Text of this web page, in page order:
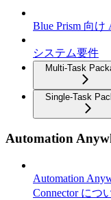
Blue Prism 向け
システム要件
Multi-Task
Single-Task
Automation
Automation
Connector につ